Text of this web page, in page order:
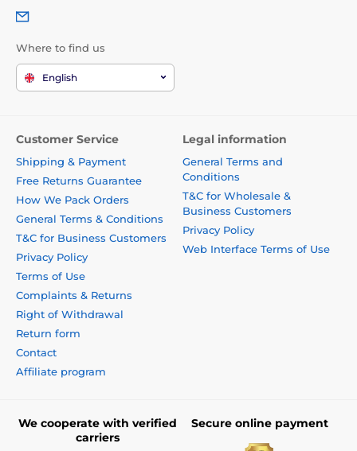
Where to find us
English
Customer Service
Shipping & Payment
Free Returns Guarantee
How We Pack Orders
General Terms & Conditions
T&C for Business Customers
Privacy Policy
Terms of Use
Complaints & Returns
Right of Withdrawal
Return form
Contact
Affiliate program
Legal information
General Terms and
Conditions
T&C for Wholesale &
Business Customers
Privacy Policy
Web Interface Terms of Use
We cooperate with verified
carriers
Secure online payment